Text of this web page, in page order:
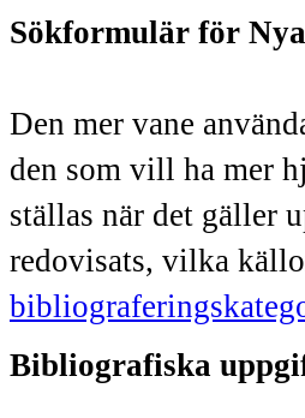
Sökformulär för
Den mer vane
den som vill ha mer
ställas när det gäller
redovisats, vilka
Bibliografiska